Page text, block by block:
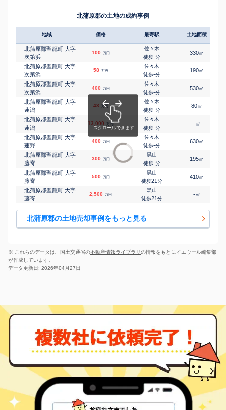
北蒲原郡の土地の成約事例
地域 価格 最寄駅 土地面積
北蒲原郡聖籠町 大字
次第浜
100 万円
佐々木
徒歩-分
330㎡
北蒲原郡聖籠町 大字
次第浜
58 万円
佐々木
徒歩-分
190㎡
北蒲原郡聖籠町 大字
次第浜
400 万円
佐々木
徒歩-分
530㎡
北蒲原郡聖籠町 大字
蓮潟
43 万円
佐々木
徒歩-分
80㎡
北蒲原郡聖籠町 大字
蓮潟
13,000 万円
佐々木
徒歩-分
-㎡
北蒲原郡聖籠町 大字
蓮野
400 万円
佐々木
徒歩-分
630㎡
北蒲原郡聖籠町 大字
藤寄
300 万円
黒山
徒歩-分
195㎡
北蒲原郡聖籠町 大字
藤寄
500 万円
黒山
徒歩21分
410㎡
北蒲原郡聖籠町 大字
藤寄
2,500 万円
黒山
徒歩21分
-㎡
北蒲原郡の土地売却事例をもっと見る
※ これらのデータは、国土交通省の不動産情報ライブラリの情報をもとにイエウール編集部
が作成しています。
データ更新日: 2026年04月27日